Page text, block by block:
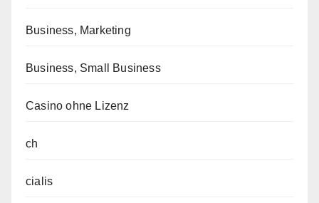
Business, Marketing
Business, Small Business
Casino ohne Lizenz
ch
cialis